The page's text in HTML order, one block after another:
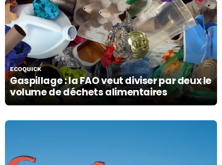
Gaspillage : la FAO veut diviser par deux le
volume de déchets alimentaires
ECOQUICK
18/10/19